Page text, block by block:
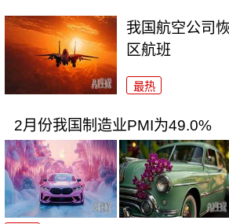
我国航空公司
区航班
最热
2月份我国制造业PMI为49.0%